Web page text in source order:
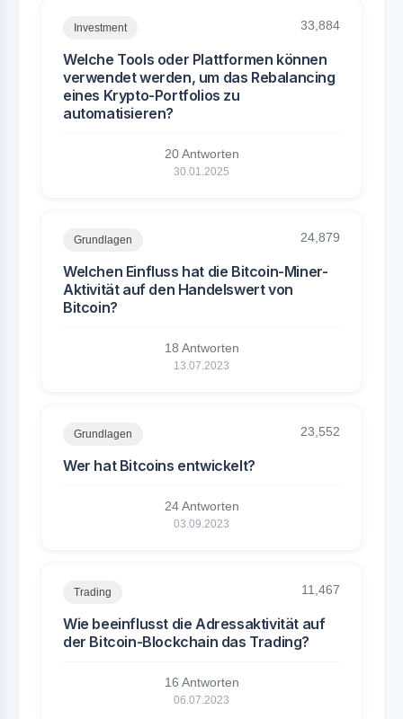
Investment 33,884
Welche Tools oder Plattformen können
verwendet werden, um das Rebalancing
eines Krypto-Portfolios zu
automatisieren?
20 Antworten
30.01.2025
Grundlagen 24,879
Welchen Einfluss hat die Bitcoin-Miner-
Aktivität auf den Handelswert von
Bitcoin?
18 Antworten
13.07.2023
Grundlagen 23,552
Wer hat Bitcoins entwickelt?
24 Antworten
03.09.2023
Trading 11,467
Wie beeinflusst die Adressaktivität auf
der Bitcoin-Blockchain das Trading?
16 Antworten
06.07.2023